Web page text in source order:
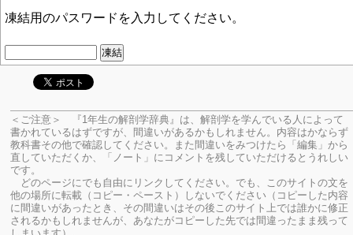
凍結用のパスワードを入力してください。
＜ご注意＞ 『1年生の解剖学辞典』は、解剖学を学んでいる人によって
書かれているはずですが、間違いがあるかもしれません。内容はかならず
教科書その他で確認してください。
また間違いをみつけたら「編集」から
直していただくか、「ノート」にコメントを残していただけるとうれしい
です。
どのページにでも自由にリンクしてください。でも、このサイトの文を
他の場所に転載（コピー・ペースト）しないでください（コピーした内容
に間違いがあったとき、その間違いはその後このサイト上では誰かに修正
されるかもしれませんが、あなたがコピーした先では間違ったまま残って